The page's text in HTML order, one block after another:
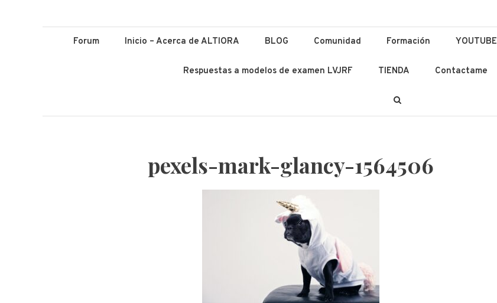
ALTIORA – Educación y Lenguas
Forum Inicio – Acerca de ALTIORA BLOG Comunidad Formación YOUTUBE
Respuestas a modelos de examen LVJRF TIENDA Contactame
pexels-mark-glancy-1564506